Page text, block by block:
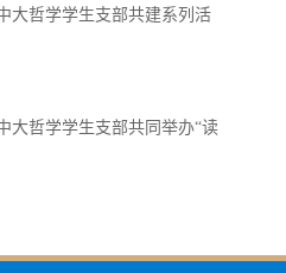
大哲学学生支部共建系列活
大哲学学生支部共同举办“读